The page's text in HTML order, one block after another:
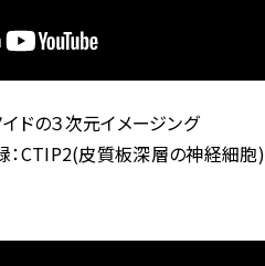
ドの３次元イメージング
：CTIP2(皮質板深層の神経細胞)